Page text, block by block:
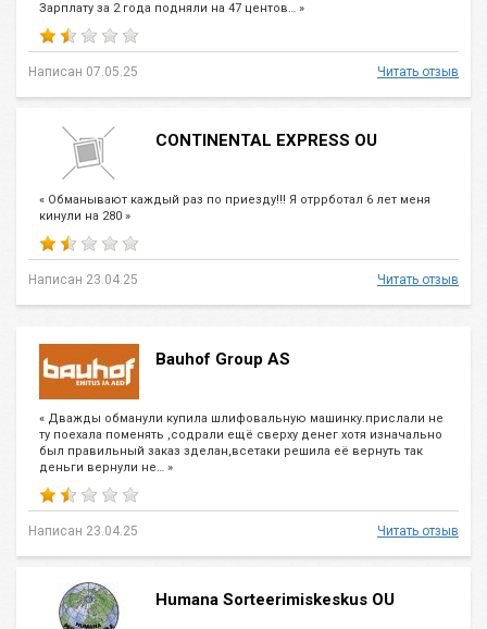
Зарплату за 2 года подняли на 47 центов… »
Написан 07.05.25 Читать отзыв
CONTINENTAL EXPRESS OU
« Обманывают каждый раз по приезду!!! Я отррботал 6 лет меня
кинули на 280 »
Написан 23.04.25 Читать отзыв
Bauhof Group AS
« Дважды обманули купила шлифовальную машинку.прислали не
ту поехала поменять ,содрали ещё сверху денег хотя изначально
был правильный заказ зделан,всетаки решила её вернуть так
деньги вернули не… »
Написан 23.04.25 Читать отзыв
Humana Sorteerimiskeskus OU